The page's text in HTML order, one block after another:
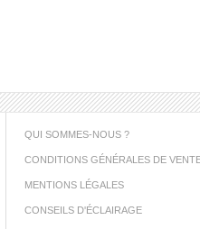
QUI SOMMES-NOUS ?
CONDITIONS GÉNÉRALES DE
MENTIONS LÉGALES
CONSEILS D'ÉCLAIRAGE